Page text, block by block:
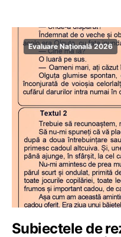
Evaluare Națională 2026
Subiectele de